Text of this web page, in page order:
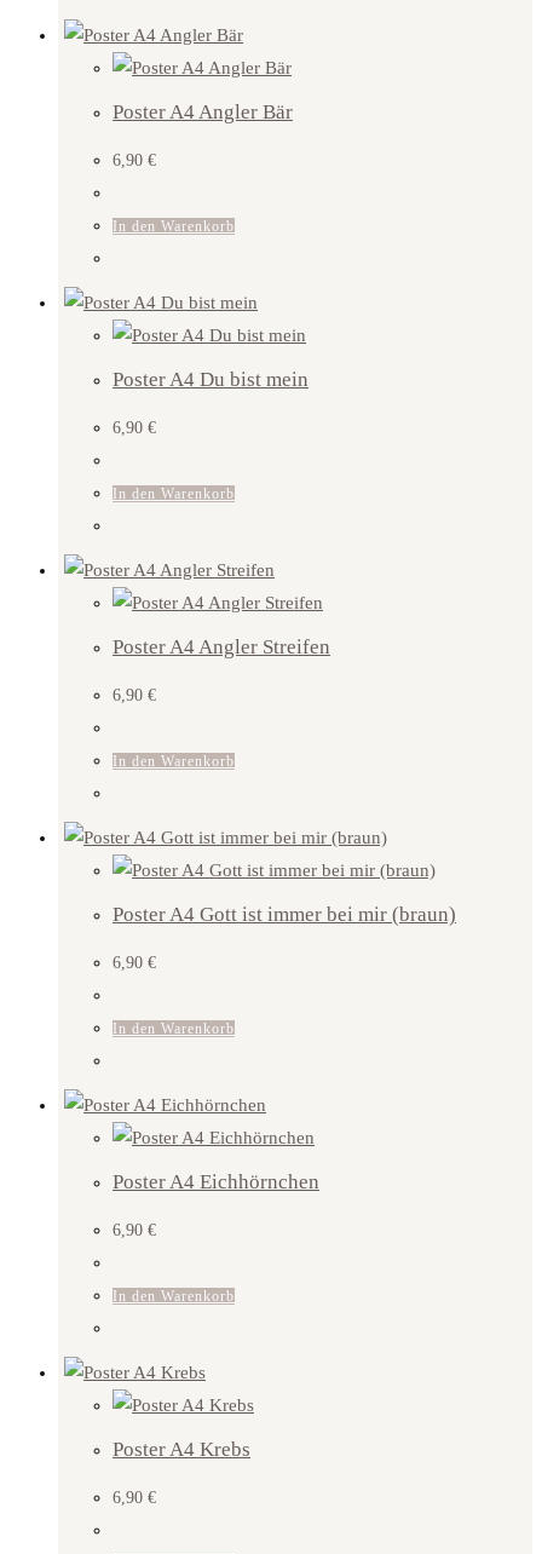
Poster A4 Angler Bär
6,90 €
In den Warenkorb
Poster A4 Du bist mein
6,90 €
In den Warenkorb
Poster A4 Angler Streifen
6,90 €
In den Warenkorb
Poster A4 Gott ist immer bei mir (braun)
6,90 €
In den Warenkorb
Poster A4 Eichhörnchen
6,90 €
In den Warenkorb
Poster A4 Krebs
6,90 €